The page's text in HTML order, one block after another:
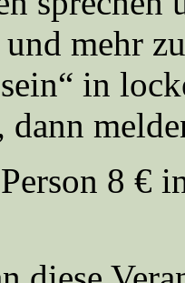
mehr
in
dann
8 €